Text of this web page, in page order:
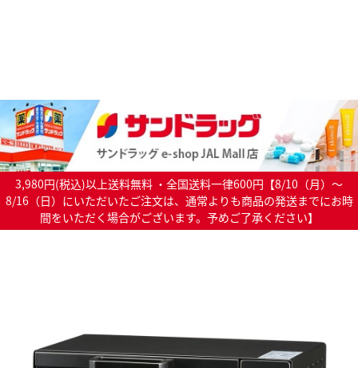
3,980円(税込)以上送料無料 ・全国送料一律600円【8/10（月）～
8/16（日）にいただいたご注文は、通常よりも商品の発送までにお時
間をいただく場合がございます。予めご了承ください】